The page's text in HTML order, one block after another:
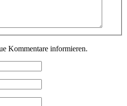
Kommentare informieren.